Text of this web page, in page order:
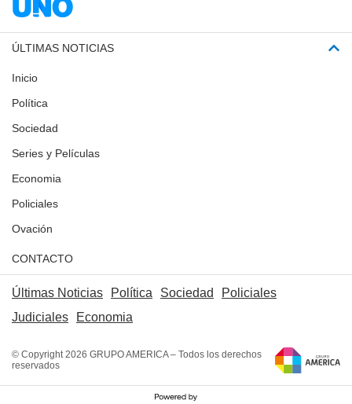
ÚLTIMAS NOTICIAS
Inicio
Política
Sociedad
Series y Películas
Economia
Policiales
Ovación
CONTACTO
Últimas Noticias Política Sociedad
Policiales
Judiciales
Economia
© Copyright 2026 GRUPO AMERICA – Todos los derechos
reservados